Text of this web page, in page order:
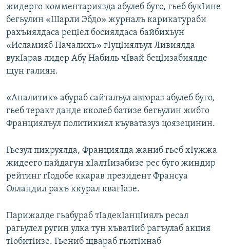
жидерго комментариязда абулеб буго, гьеб букIине
бегьулин «Шарли Эбдо» журналъ карикатураби
рахъиялдаса рецIел босиялдаса байбихьун
«Исламияб Пачалихъ» гIуцIиялъул Ливиялда
вукIарав лидер Абу Набиль чIвай бецIизабиялде
щун галиян.
«Аналитик» абураб сайталъул автораз абулеб буго,
гьеб теракт данде кколеб батизе бегьулин жибго
Франциялъул политикиял къуватазуз цоязецинин.
Гьезул пикруялда, Франциялда жаниб гьеб хIужжа
жидеего пайдагун хIалтIизабизе рес буго жиндир
рейтинг гIодобе ккарав президент Франсуа
Олландил рахъ ккурал квагIазе.
Парижалде гьабураб тIадекIанцIиялъ ресал
рагьулел ругин улка тун къватIиб рагъулаб акция
тIобитIизе. Гьениб щвараб гьитIинаб